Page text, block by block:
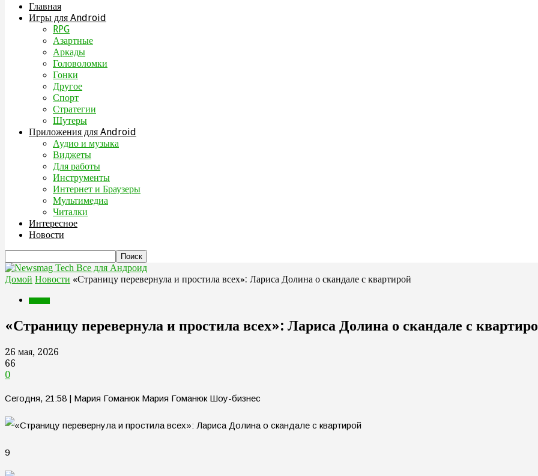
Главная
Игры для Android
RPG
Азартные
Аркады
Головоломки
Гонки
Другое
Спорт
Стратегии
Шутеры
Приложения для Android
Аудио и музыка
Виджеты
Для работы
Инструменты
Интернет и Браузеры
Мультимедиа
Читалки
Интересное
Новости
Все для Андроид
Домой Новости «Страницу перевернула и простила всех»: Лариса Долина о скандале с квартирой
«Страницу перевернула и простила всех»: Лариса Долина о скандале с
26 мая, 2026
66
0
Сегодня, 21:58 | Мария Гоманюк Мария Гоманюк Шоу-бизнес
9